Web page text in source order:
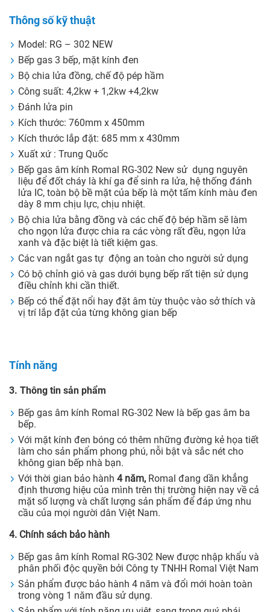
Thông số kỹ thuật
Model: RG – 302 NEW
Bếp gas 3 bếp, mặt kính đen
Bộ chia lửa đồng, chế độ pép hầm
Công suất: 4,2kw + 1,2kw +4,2kw
Đánh lửa pin
Kích thước: 760mm x 450mm
Kích thước lắp đặt: 685 mm x 430mm
Xuất xứ : Trung Quốc
Bếp gas âm kính Romal RG-302 New sử dụng nguyên
liệu để đốt cháy là khí ga để sinh ra lửa, hệ thống đánh
lửa IC, toàn bộ bề mặt của bếp là một tấm kính màu đen
dày 8 mm chịu lực, chịu nhiệt.
Bộ chia lửa bằng đồng và các chế độ bép hầm sẽ làm
cho ngọn lửa được chia ra các vòng rất đều, ngọn lửa
xanh và đặc biệt là tiết kiệm gas.
Các van ngắt gas tự động an toàn cho người sử dụng
Có bộ chỉnh gió và gas dưới bụng bếp rất tiện sử dụng
điều chỉnh khi cần thiết.
Bếp có thể đặt nổi hay đặt âm tùy thuộc vào sở thích và
vị trí lắp đặt của từng không gian bếp
Tính năng
3. Thông tin sản phẩm
Bếp gas âm kính Romal RG-302 New là bếp gas âm ba
bếp.
Với mặt kính đen bóng có thêm những đường kẻ họa tiết
làm cho sản phẩm phong phú, nỗi bật và sắc nét cho
không gian bếp nhà bạn.
Với thời gian bảo hành 4 năm, Romal đang dần khẳng
định thương hiệu của mình trên thị trường hiện nay về cả
mặt số lượng và chất lượng sản phẩm để đáp ứng nhu
cầu của mọi người dân Việt Nam.
4. Chính sách bảo hành
Bếp gas âm kính Romal RG-302 New được nhập khẩu và
phân phối độc quyền bởi Công ty TNHH Romal Việt Nam
Sản phẩm được bảo hành 4 năm và đổi mới hoàn toàn
trong vòng 1 năm đầu sử dụng.